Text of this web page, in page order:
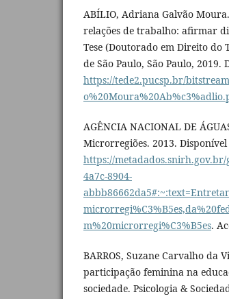
ABÍLIO, Adriana Galvão
relações de trabalho: afirmar
Tese (Doutorado em Direito
de São Paulo, São Paulo, 2019.
https://tede2.pucsp.br/
AGÊNCIA NACIONAL DE
Microrregiões. 2013. Disponível
https://
4a7c-8904-
m%20microrregi%C3%B5es.
BARROS, Suzane Carvalho da
participação feminina na
sociedade. Psicologia &